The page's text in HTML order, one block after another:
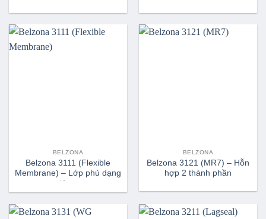
BELZONA
Belzona 3111 (Flexible
Membrane) – Lớp phủ dạng
lỏng
BELZONA
Belzona 3121 (MR7) – Hỗn
hợp 2 thành phần